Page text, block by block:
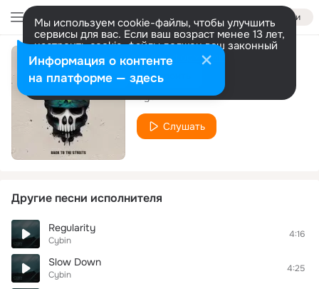
Войти
Мы используем cookie-файлы, чтобы улучшить
сервисы для вас. Если ваш возраст менее 13 лет,
настроить cookie-файлы должен ваш законный
представитель. Больше информации
Разрешить все Настроить
Rotate
Cybin
Слушать
Другие песни исполнителя
Regularity
Cybin
4:16
Slow Down
Cybin
4:25
Информация о контенте
на платформе — здесь